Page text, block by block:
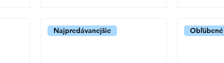
Najpredávanejšie Obľúbené